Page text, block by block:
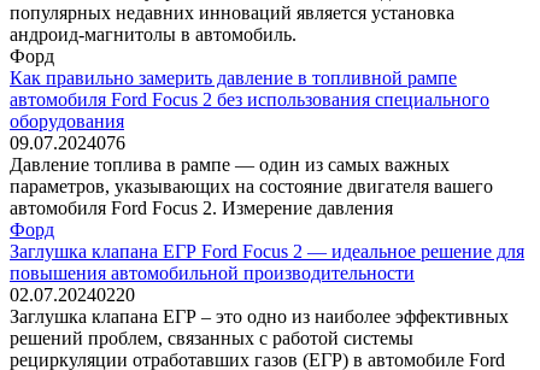
популярных недавних инноваций является установка
андроид-магнитолы в автомобиль.
Форд
Как правильно замерить давление в топливной рампе
автомобиля Ford Focus 2 без использования специального
оборудования
09.07.2024076
Давление топлива в рампе — один из самых важных
параметров, указывающих на состояние двигателя вашего
автомобиля Ford Focus 2. Измерение давления
Форд
Заглушка клапана ЕГР Ford Focus 2 — идеальное решение для
повышения автомобильной производительности
02.07.20240220
Заглушка клапана ЕГР – это одно из наиболее эффективных
решений проблем, связанных с работой системы
рециркуляции отработавших газов (ЕГР) в автомобиле Ford